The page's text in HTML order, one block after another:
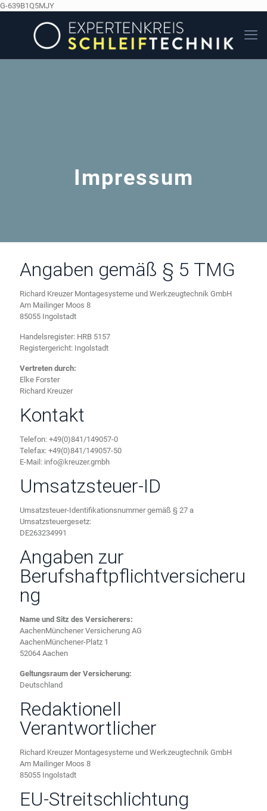
G-639B1Q5MJY
Impressum
Angaben gemäß § 5 TMG
Richard Kreuzer Montagesysteme und Werkzeugtechnik GmbH
Am Mailinger Moos 8
85055 Ingolstadt
Handelsregister: HRB 5157
Registergericht: Ingolstadt
Vertreten durch:
Elke Forster
Richard Kreuzer
Kontakt
Telefon: +49(0)841/149057-0
Telefax: +49(0)841/149057-50
E-Mail: info@kreuzer.gmbh
Umsatzsteuer-ID
Umsatzsteuer-Identifikationsnummer gemäß § 27 a
Umsatzsteuergesetz:
DE263234991
Angaben zur
Berufshaftpflichtversicheru
ng
Name und Sitz des Versicherers:
AachenMünchener Versicherung AG
AachenMünchener-Platz 1
52064 Aachen
Geltungsraum der Versicherung:
Deutschland
Redaktionell
Verantwortlicher
Richard Kreuzer Montagesysteme und Werkzeugtechnik GmbH
Am Mailinger Moos 8
85055 Ingolstadt
EU-Streitschlichtung